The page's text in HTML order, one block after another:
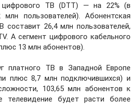
цифрового ТВ (DTT) — на 22% (в
пользователей). Абонентская
составит 26,4 млн пользователей,
А сегмент цифрового кабельного
13 млн абонентов).
платного ТВ в Западной Европе
плюс 8,7 млн подключившихся) и
103,65 млн абонентов к
телевидение будет расти более